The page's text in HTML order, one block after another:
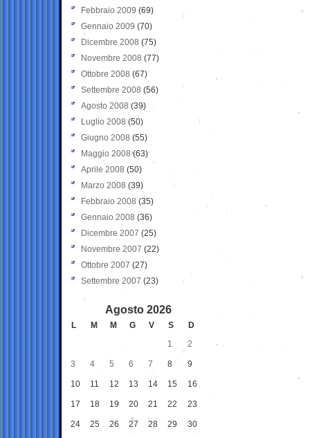
Febbraio 2009 (69)
Gennaio 2009 (70)
Dicembre 2008 (75)
Novembre 2008 (77)
Ottobre 2008 (67)
Settembre 2008 (56)
Agosto 2008 (39)
Luglio 2008 (50)
Giugno 2008 (55)
Maggio 2008(63)
Aprile 2008 (50)
Marzo 2008 (39)
Febbraio 2008 (35)
Gennaio 2008 (36)
Dicembre 2007 (25)
Novembre 2007 (22)
Ottobre 2007 (27)
Settembre 2007 (23)
Agosto 2026
L M M G V S
D
1
2
3 4 5 6 7 8 9
10 11 12 13 14 15 16
17 18 19 20 21 22 23
24 25 26 27 28 29 30